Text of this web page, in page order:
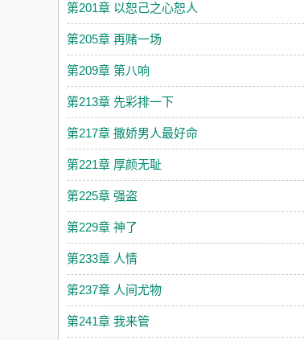
第201章 以恕己之心恕人
第205章 再赌一场
第209章 第八响
第213章 先彩排一下
第217章 撒娇男人最好命
第221章 厚颜无耻
第225章 强盗
第229章 神了
第233章 人情
第237章 人间尤物
第241章 我来管